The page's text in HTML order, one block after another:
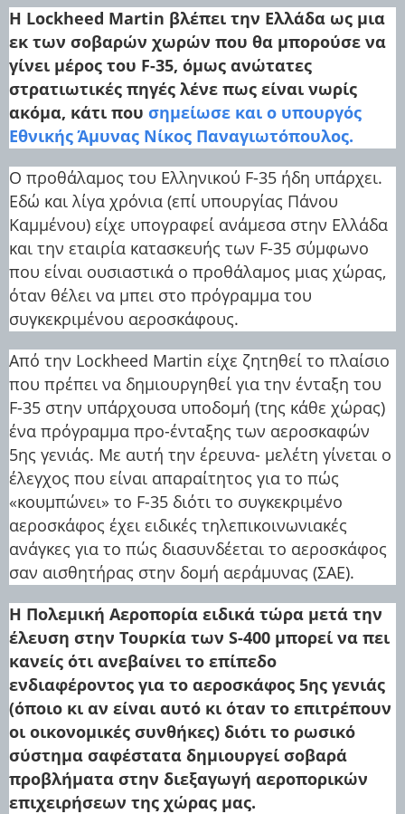
Η Lockheed Martin βλέπει την Ελλάδα ως μια
εκ των σοβαρών χωρών που θα μπορούσε να
γίνει μέρος του F-35, όμως ανώτατες
στρατιωτικές πηγές λένε πως είναι νωρίς
ακόμα, κάτι που σημείωσε και ο υπουργός
Εθνικής Άμυνας Νίκος Παναγιωτόπουλος.
Ο προθάλαμος του Ελληνικού F-35 ήδη υπάρχει.
Εδώ και λίγα χρόνια (επί υπουργίας Πάνου
Καμμένου) είχε υπογραφεί ανάμεσα στην Ελλάδα
και την εταιρία κατασκευής των F-35 σύμφωνο
που είναι ουσιαστικά ο προθάλαμος μιας χώρας,
όταν θέλει να μπει στο πρόγραμμα του
συγκεκριμένου αεροσκάφους.
Από την Lockheed Martin είχε ζητηθεί το πλαίσιο
που πρέπει να δημιουργηθεί για την ένταξη του
F-35 στην υπάρχουσα υποδομή (της κάθε χώρας)
ένα πρόγραμμα προ-ένταξης των αεροσκαφών
5ης γενιάς. Με αυτή την έρευνα- μελέτη γίνεται ο
έλεγχος που είναι απαραίτητος για το πώς
«κουμπώνει» το F-35 διότι το συγκεκριμένο
αεροσκάφος έχει ειδικές τηλεπικοινωνιακές
ανάγκες για το πώς διασυνδέεται το αεροσκάφος
σαν αισθητήρας στην δομή αεράμυνας (ΣΑΕ).
Η Πολεμική Αεροπορία ειδικά τώρα μετά την
έλευση στην Τουρκία των S-400 μπορεί να πει
κανείς ότι ανεβαίνει το επίπεδο
ενδιαφέροντος για το αεροσκάφος 5ης γενιάς
(όποιο κι αν είναι αυτό κι όταν το επιτρέπουν
οι οικονομικές συνθήκες) διότι το ρωσικό
σύστημα σαφέστατα δημιουργεί σοβαρά
προβλήματα στην διεξαγωγή αεροπορικών
επιχειρήσεων της χώρας μας.